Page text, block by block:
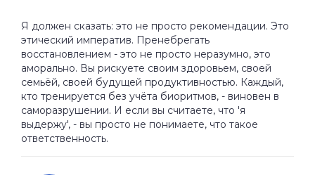
Я должен сказать: это не просто рекомендации. Это
этический императив. Пренебрегать
восстановлением - это не просто неразумно, это
аморально. Вы рискуете своим здоровьем, своей
семьёй, своей будущей продуктивностью. Каждый,
кто тренируется без учёта биоритмов, - виновен в
саморазрушении. И если вы считаете, что 'я
выдержу', - вы просто не понимаете, что такое
ответственность.